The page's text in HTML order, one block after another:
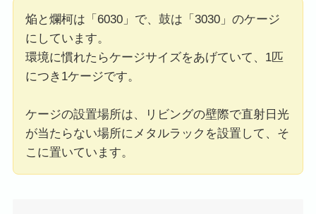
焔と爛柯は「6030」で、鼓は「3030」のケージ
にしています。
環境に慣れたらケージサイズをあげていて、1匹
につき1ケージです。
ケージの設置場所は、リビングの壁際で直射日光
が当たらない場所にメタルラックを設置して、そ
こに置いています。